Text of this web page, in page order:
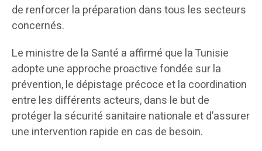
de renforcer la préparation dans tous les secteurs
concernés.
Le ministre de la Santé a affirmé que la Tunisie
adopte une approche proactive fondée sur la
prévention, le dépistage précoce et la coordination
entre les différents acteurs, dans le but de
protéger la sécurité sanitaire nationale et d’assurer
une intervention rapide en cas de besoin.